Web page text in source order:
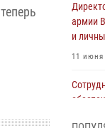
армии
и
11 июня